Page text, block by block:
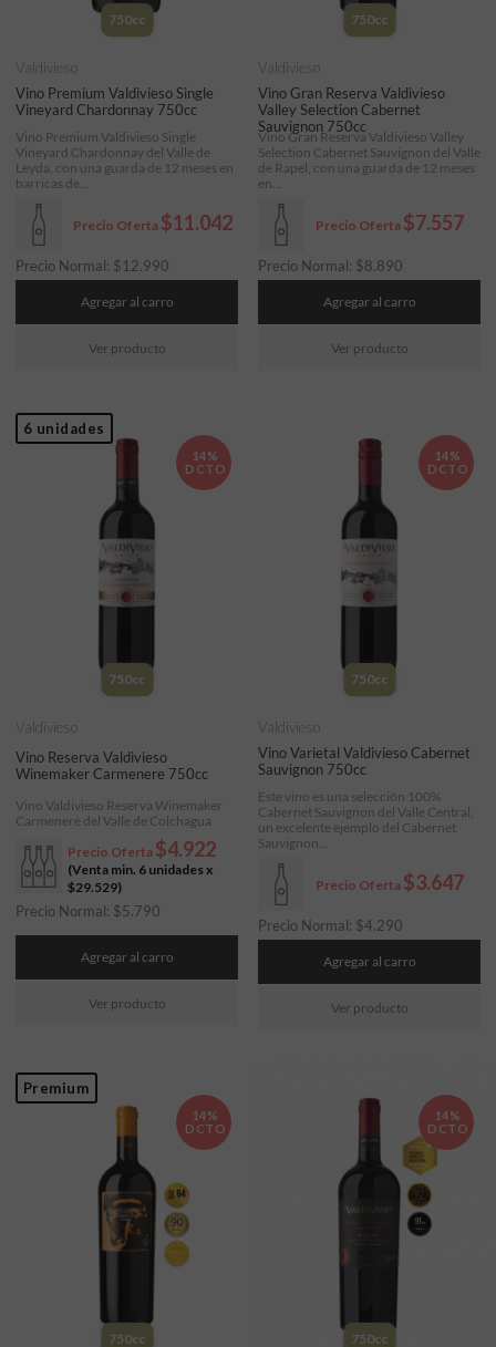
750cc
Vino Premium Valdivieso Single
Vineyard Chardonnay 750cc
Precio Oferta $11.042
Precio Normal: $12.990
Valdivieso
Vino Premium Valdivieso Single
Vineyard Chardonnay del Valle de
Leyda, con una guarda de 12 meses en
barricas de...
Agregar al carro
Ver producto
750cc
Vino Gran Reserva Valdivieso
Valley Selection Cabernet
Sauvignon 750cc
Precio Oferta $7.557
Precio Normal: $8.890
Valdivieso
Vino Gran Reserva Valdivieso Valley
Selection Cabernet Sauvignon del Valle
de Rapel, con una guarda de 12 meses
en...
Agregar al carro
Ver producto
6 unidades
14%
DCTO
750cc
Vino Reserva Valdivieso
Winemaker Carmenere 750cc
(Venta min. 6 unidades x
$29.529)
Precio Oferta $4.922
Precio Normal: $5.790
Valdivieso
Vino Valdivieso Reserva Winemaker
Carmenere del Valle de Colchagua
Agregar al carro
Ver producto
14%
DCTO
750cc
Vino Varietal Valdivieso Cabernet
Sauvignon 750cc
Precio Oferta $3.647
Precio Normal: $4.290
Valdivieso
Este vino es una selección 100%
Cabernet Sauvignon del Valle Central,
un excelente ejemplo del Cabernet
Sauvignon...
Agregar al carro
Ver producto
Premium
14%
DCTO
750cc
14%
DCTO
750cc